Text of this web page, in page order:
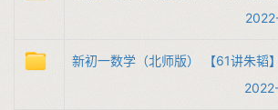
新初一数学（北师版） 【61讲朱韬】